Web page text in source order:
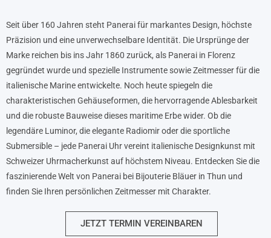
Seit über 160 Jahren steht Panerai für markantes Design, höchste
Präzision und eine unverwechselbare Identität. Die Ursprünge der
Marke reichen bis ins Jahr 1860 zurück, als Panerai in Florenz
gegründet wurde und spezielle Instrumente sowie Zeitmesser für die
italienische Marine entwickelte. Noch heute spiegeln die
charakteristischen Gehäuseformen, die hervorragende Ablesbarkeit
und die robuste Bauweise dieses maritime Erbe wider. Ob die
legendäre Luminor, die elegante Radiomir oder die sportliche
Submersible – jede Panerai Uhr vereint italienische Designkunst mit
Schweizer Uhrmacherkunst auf höchstem Niveau. Entdecken Sie die
faszinierende Welt von Panerai bei Bijouterie Bläuer in Thun und
finden Sie Ihren persönlichen Zeitmesser mit Charakter.
JETZT TERMIN VEREINBAREN